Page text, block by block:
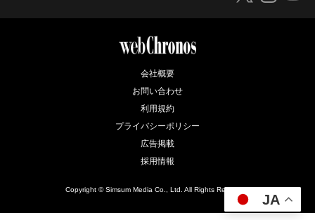
会社概要
お問い合わせ
利用規約
プライバシーポリシー
広告掲載
採用情報
Copyright © Simsum Media Co., Ltd. All Rights Reserved.
JA